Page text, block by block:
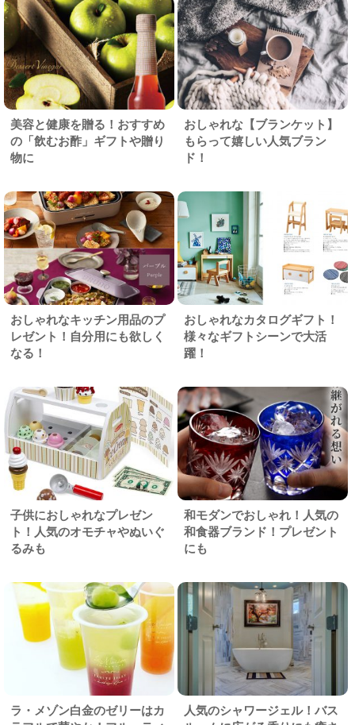
美容と健康を贈る！おすすめ
の「飲むお酢」ギフトや贈り
物に
おしゃれな【ブランケット】
もらって嬉しい人気ブラン
ド！
おしゃれなキッチン用品のプ
レゼント！自分用にも欲しく
なる！
おしゃれなカタログギフト！
様々なギフトシーンで大活
躍！
子供におしゃれなプレゼン
ト！人気のオモチャやぬいぐ
るみも
和モダンでおしゃれ！人気の
和食器ブランド！プレゼント
にも
ラ・メゾン白金のゼリーはカ
人気のシャワージェル！バス